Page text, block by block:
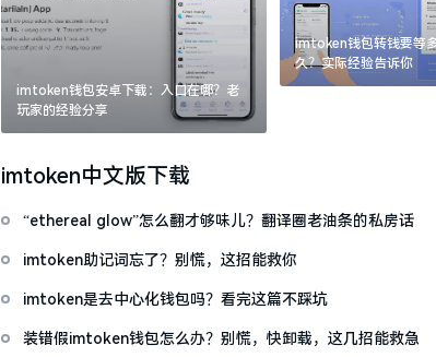
imtoken钱包安卓下载：入口在哪？老
玩家的经验分享
imtoken钱包转钱要等
久？实际经验告诉你
imtoken中文版下载
“ethereal glow”怎么翻才够味儿？翻译圈老油条的私房话
imtoken助记词忘了？别慌，这招能救你
imtoken是去中心化钱包吗？看完这篇不踩坑
装错假imtoken钱包怎么办？别慌，快卸载，这几招能救急